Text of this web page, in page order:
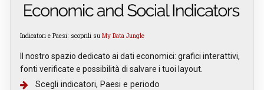
Indicatori e Paesi: scoprili su My Data Jungle
Il nostro spazio dedicato ai dati economici: grafici interattivi,
fonti verificate e possibilità di salvare i tuoi layout.
Scegli indicatori, Paesi e periodo